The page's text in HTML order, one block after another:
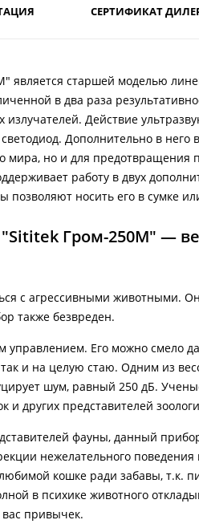
СЕРТИФИКАТ
является старшей моделью
в два раза
Действие
Дополнительно в
мира, но и для предотвращения
работу в двух
позволяют носить его в сумке
"Sititek Гром-250М" —
с агрессивными животными.
также безвреден.
Его можно смело
и на целую стаю. Одним из
шум, равный 250 дБ.
и других представителей
фауны, данный
нежелательного
кошке ради забавы, т.к.
в психике животного
привычек.